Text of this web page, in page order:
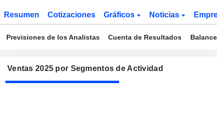
Resumen Cotizaciones Gráficos Noticias
Previsiones de los Analistas Cuenta de Resultados Balance
Ventas 2025 por Segmentos de Actividad